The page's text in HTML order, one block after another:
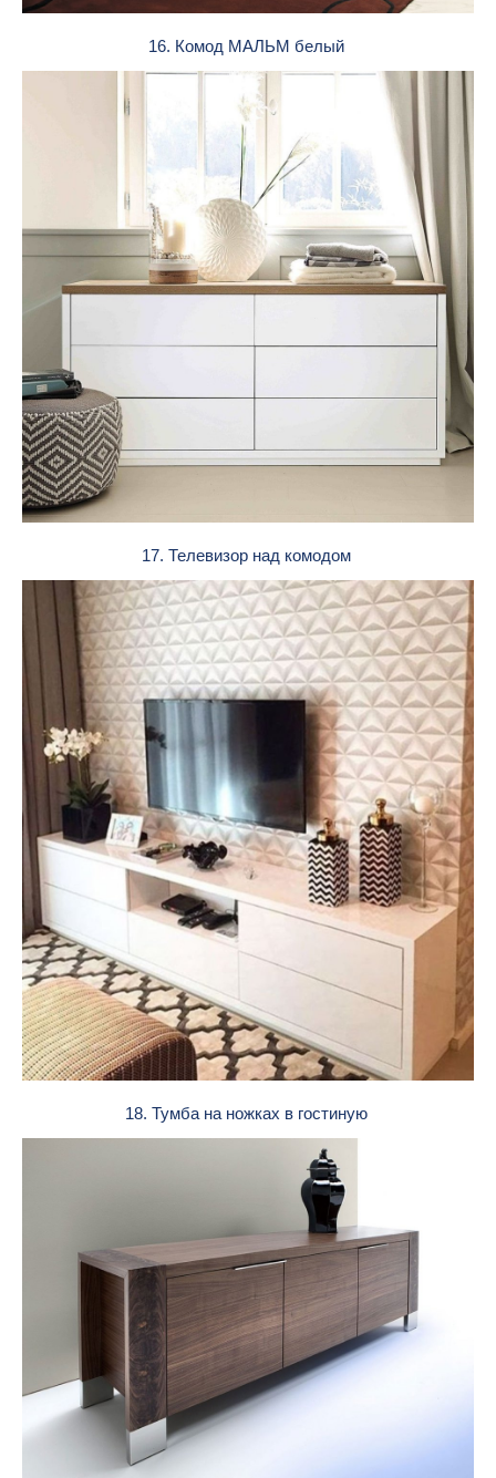
16. Комод МАЛЬМ белый
17. Телевизор над комодом
18. Тумба на ножках в гостиную